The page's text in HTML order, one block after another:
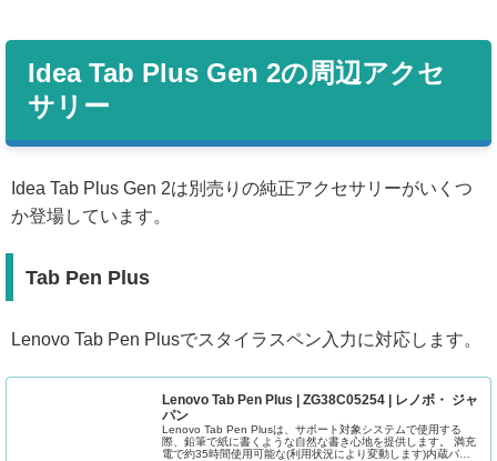
Idea Tab Plus Gen 2の周辺アクセ
サリー
Idea Tab Plus Gen 2は別売りの純正アクセサリーがいくつ
か登場しています。
Tab Pen Plus
Lenovo Tab Pen Plusでスタイラスペン入力に対応します。
Lenovo Tab Pen Plus | ZG38C05254 | レノボ・ ジャ
パン
Lenovo Tab Pen Plusは、サポート対象システムで使用する
際、鉛筆で紙に書くような自然な書き心地を提供します。 満充
電で約35時間使用可能な(利用状況により変動します)内蔵バッ